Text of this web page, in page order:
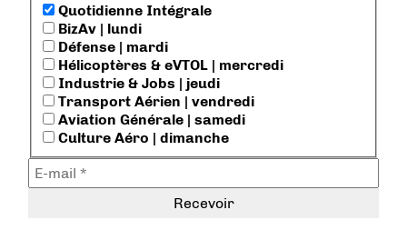
Quotidienne Intégrale
BizAv | lundi
Défense | mardi
Hélicoptères & eVTOL | mercredi
Industrie & Jobs | jeudi
Transport Aérien | vendredi
Aviation Générale | samedi
Culture Aéro | dimanche